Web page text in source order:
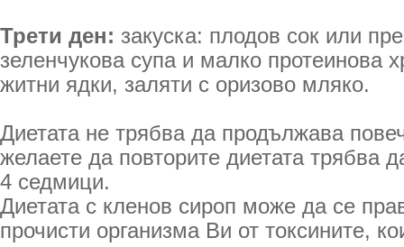
Трети ден: закуска: плодов сок или
зеленчукова супа и малко протеинова
житни ядки, заляти с оризово мляко.
Диетата не трябва да продължава
желаете да повторите диетата трябва
4 седмици.
Диетата с кленов сироп може да се
прочисти организма Ви от токсините,